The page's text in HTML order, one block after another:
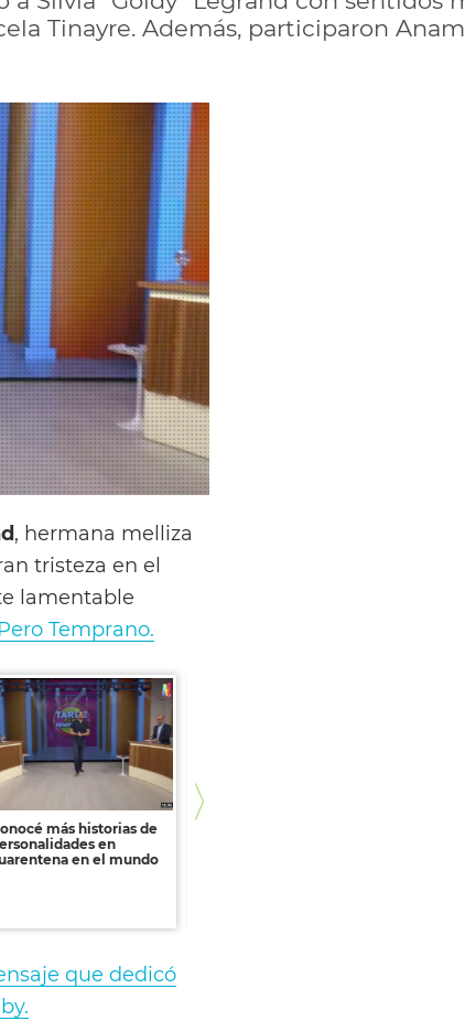
Tinayre. Además, participaron
, hermana melliza
tristeza en el
lamentable
Temprano.
más historias de
en
en el mundo
que dedicó